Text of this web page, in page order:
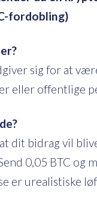
fordobling)
sig for at
eller offentlige
dit bidrag vil
0,05 BTC og
er urealistiske